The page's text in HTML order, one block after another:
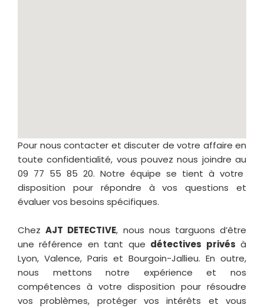
Pour nous contacter et discuter de votre affaire en
toute confidentialité, vous pouvez nous joindre au
09 77 55 85 20. Notre équipe se tient à votre
disposition pour répondre à vos questions et
évaluer vos besoins spécifiques.
ChezAJT DETECTIVE, nous nous targuons d’être
une référence en tant que détectives privés à
Lyon, Valence, Paris et Bourgoin-Jallieu. En outre,
nous mettons notre expérience et nos
compétences à votre disposition pour résoudre
vos problèmes, protéger vos intérêts et vous